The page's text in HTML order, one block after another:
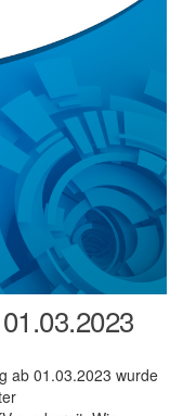
ab 01.03.2023 wurde